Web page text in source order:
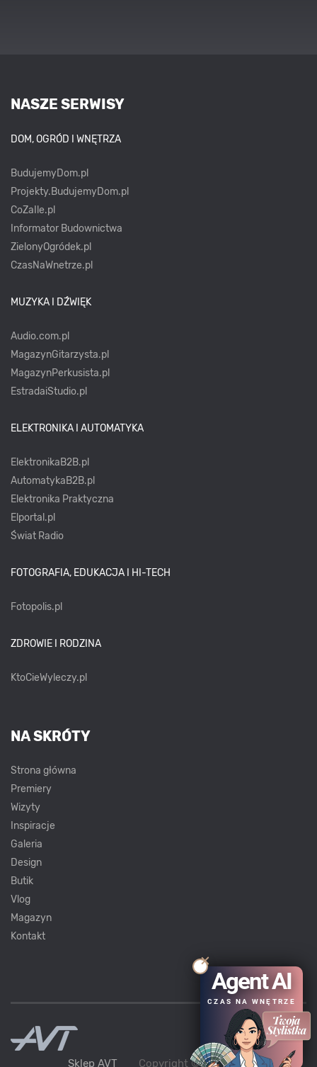
NASZE SERWISY
DOM, OGRÓD I WNĘTRZA
BudujemyDom.pl
Projekty.BudujemyDom.pl
CoZaIle.pl
Informator Budownictwa
ZielonyOgródek.pl
CzasNaWnetrze.pl
MUZYKA I DŹWIĘK
Audio.com.pl
MagazynGitarzysta.pl
MagazynPerkusista.pl
EstradaiStudio.pl
ELEKTRONIKA I AUTOMATYKA
ElektronikaB2B.pl
AutomatykaB2B.pl
Elektronika Praktyczna
Elportal.pl
Świat Radio
FOTOGRAFIA, EDUKACJA I HI-TECH
Fotopolis.pl
ZDROWIE I RODZINA
KtoCieWyleczy.pl
NA SKRÓTY
Strona główna
Premiery
Wizyty
Inspiracje
Galeria
Design
Butik
Vlog
Magazyn
Kontakt
Sklep AVT Copyright ©AVT2021
Agent AI
CZAS NA WNĘTRZE